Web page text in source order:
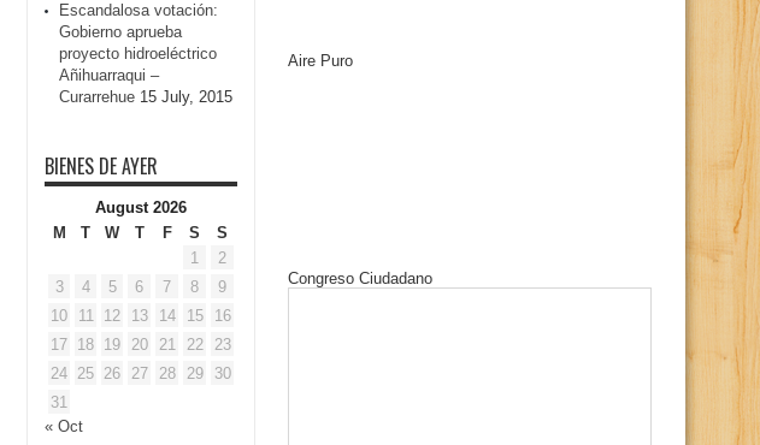
Escandalosa votación:
Gobierno aprueba
proyecto hidroeléctrico
Añihuarraqui –
Curarrehue 15 July, 2015
BIENES DE AYER
August 2026
M
T W T F S
S
1
2
3
4 5 6 7 8
9
10
11 12 13 14 15
16
17 18 19 20 21 22
23
24 25 26 27 28 29
30
31
« Oct
Aire Puro
Congreso Ciudadano